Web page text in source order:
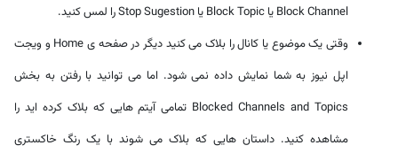
Block Channel یا Block Topic یا Stop Sugestion را لمس کنید.
وقتی یک موضوع یا کانال را بلاک می کنید دیگر در صفحه ی Home و ویجت
اپل نیوز به شما نمایش داده نمی شود. اما می توانید با رفتن به بخش
Blocked Channels and Topics تمامی آیتم هایی که بلاک کرده اید را
مشاهده کنید. داستان هایی که بلاک می شوند با یک رنگ خاکستری